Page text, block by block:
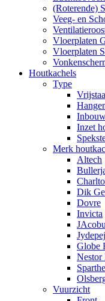
(Roterende)
Veeg- en
Vloerplaten
Vloerplaten
Houtkachels
Type
Inzet
Merk
Altech
Dik
Dovre
Invicta
Globe
Nestor
Vuurzicht